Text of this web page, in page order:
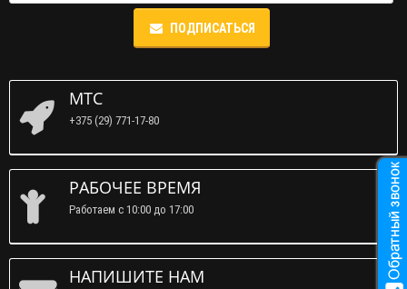
ПОДПИСАТЬСЯ
МТС
+375 (29) 771-17-80
РАБОЧЕЕ ВРЕМЯ
Работаем c 10:00 до 17:00
НАПИШИТЕ НАМ